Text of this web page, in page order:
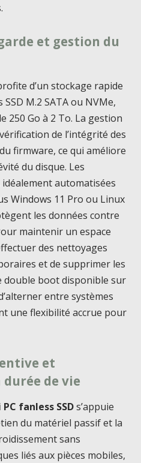
et gestion du
d’un stockage rapide
M.2 SATA ou NVMe,
250 Go à 2 To. La gestion
de l’intégrité des
firmware, ce qui améliore
du disque. Les
automatisées
Windows 11 Pro ou Linux
les données contre
maintenir un espace
des nettoyages
et de supprimer les
double boot disponible sur
entre systèmes
une flexibilité accrue pour
et
de vie
fanless SSDs’appuie
du matériel passif et la
sans
liés aux pièces mobiles,